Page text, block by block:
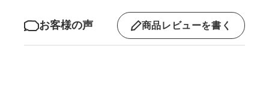
お客様の声 商品レビューを書く